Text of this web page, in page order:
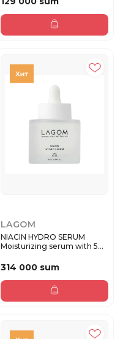
LAGOM
NIACIN HYDRO SERUM
Moisturizing serum with 5%
314 000 sum